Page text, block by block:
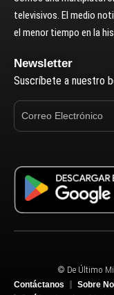
televisivos. El medio
el menor tiempo en la
Newsletter
Suscríbete a nuestro
© De Último
Contáctanos
Sobre